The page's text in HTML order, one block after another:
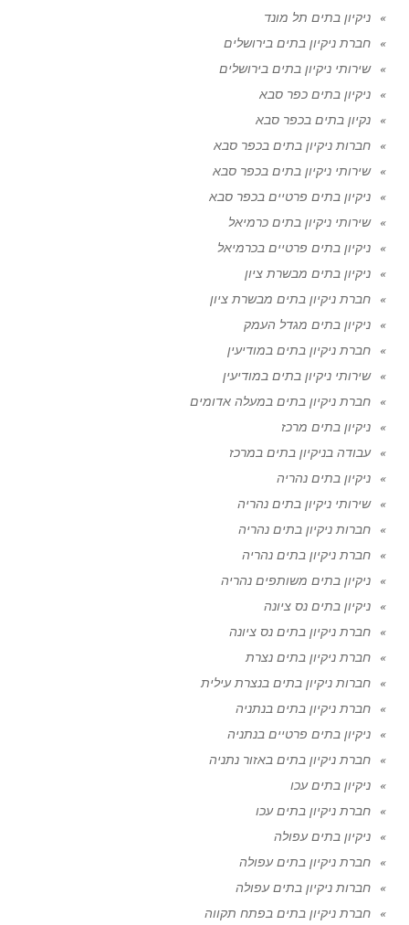
ניקיון בתים תל מונד
חברת ניקיון בתים בירושלים
שירותי ניקיון בתים בירושלים
ניקיון בתים כפר סבא
נקיון בתים בכפר סבא
חברות ניקיון בתים בכפר סבא
שירותי ניקיון בתים בכפר סבא
ניקיון בתים פרטיים בכפר סבא
שירותי ניקיון בתים כרמיאל
ניקיון בתים פרטיים בכרמיאל
ניקיון בתים מבשרת ציון
חברת ניקיון בתים מבשרת ציון
ניקיון בתים מגדל העמק
חברת ניקיון בתים במודיעין
שירותי ניקיון בתים במודיעין
חברת ניקיון בתים במעלה אדומים
ניקיון בתים מרכז
עבודה בניקיון בתים במרכז
ניקיון בתים נהריה
שירותי ניקיון בתים נהריה
חברות ניקיון בתים נהריה
חברת ניקיון בתים נהריה
ניקיון בתים משותפים נהריה
ניקיון בתים נס ציונה
חברת ניקיון בתים נס ציונה
חברת ניקיון בתים נצרת
חברות ניקיון בתים בנצרת עילית
חברת ניקיון בתים בנתניה
ניקיון בתים פרטיים בנתניה
חברת ניקיון בתים באזור נתניה
ניקיון בתים עכו
חברת ניקיון בתים עכו
ניקיון בתים עפולה
חברת ניקיון בתים עפולה
חברות ניקיון בתים עפולה
חברת ניקיון בתים בפתח תקווה